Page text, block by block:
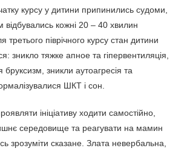
курсу у дитини припинились судоми,
відбувались кожні 20 – 40 хвилин
третього піврічного курсу стан дитини
зникло тяжке апное та гіпервентиляція,
зникли аутоагресія та
ШКТ і сон.
ініціативу ходити самостійно,
середовище та реагувати на мамин
зрозуміти сказане. Злата невербальна,